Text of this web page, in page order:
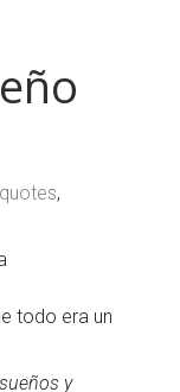
quotes,
todo era un
y